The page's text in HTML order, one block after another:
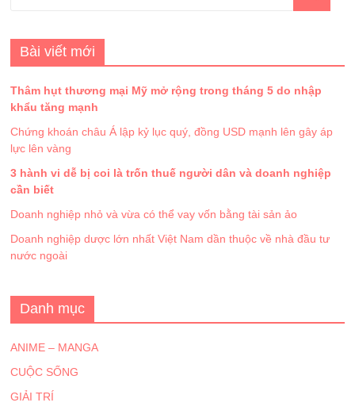
Bài viết mới
Thâm hụt thương mại Mỹ mở rộng trong tháng 5 do nhập
khẩu tăng mạnh
Chứng khoán châu Á lập kỷ lục quý, đồng USD mạnh lên gây áp
lực lên vàng
3 hành vi dễ bị coi là trốn thuế người dân và doanh nghiệp
cần biết
Doanh nghiệp nhỏ và vừa có thể vay vốn bằng tài sản ảo
Doanh nghiệp dược lớn nhất Việt Nam dần thuộc về nhà đầu tư
nước ngoài
Danh mục
ANIME – MANGA
CUỘC SỐNG
GIẢI TRÍ